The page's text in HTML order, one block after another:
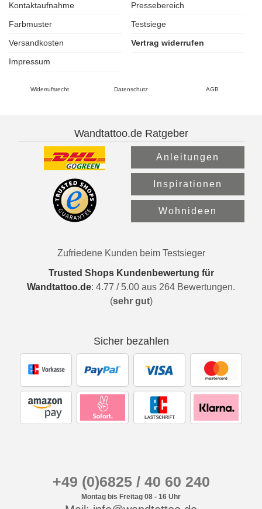
Kontaktaufnahme
Pressebereich
Farbmuster
Testsiege
Versandkosten
Vertrag widerrufen
Impressum
Widerrufsrecht Datenschutz AGB
Wandtattoo.de Ratgeber
Anleitungen
Inspirationen
Wohnideen
Zufriedene Kunden beim Testsieger
Trusted Shops Kundenbewertung für
Wandtattoo.de: 4.77 / 5.00 aus 264 Bewertungen.
(sehr gut)
Sicher bezahlen
+49 (0)6825 / 40 60 240
Montag bis Freitag 08 - 16 Uhr